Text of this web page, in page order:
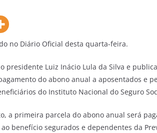
no Diário Oficial desta quarta-feira.
presidente Luiz Inácio Lula da Silva e
do abono anual a aposentados e
do Instituto Nacional do Seguro
a primeira parcela do abono anual será
benefício segurados e dependentes da